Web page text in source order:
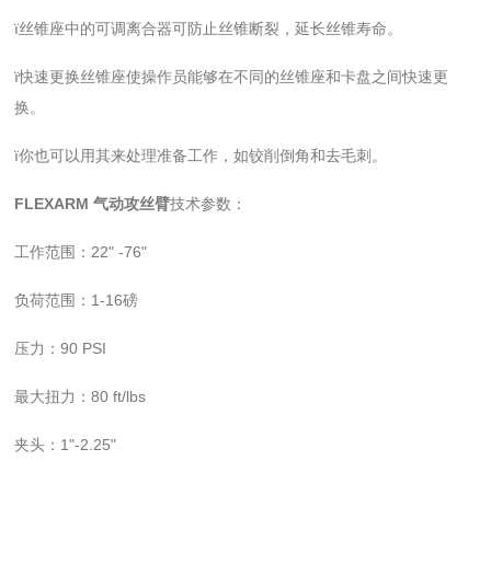
ï丝锥座中的可调离合器可防止丝锥断裂，延长丝锥寿命。
ï快速更换丝锥座使操作员能够在不同的丝锥座和卡盘之间快速更
换。
ï你也可以用其来处理准备工作，如铰削倒角和去毛刺。
FLEXARM 气动攻丝臂技术参数：
工作范围：22" -76"
负荷范围：1-16磅
压力：90 PSI
最大扭力：80 ft/lbs
夹头：1"-2.25"